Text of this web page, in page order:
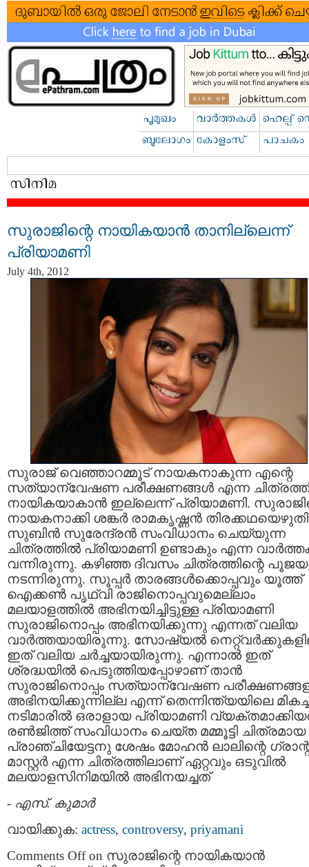
സുരാജിന്റെ നായികയാന്‍ താനില്ലെന്ന്
പ്രിയാമണി
July 4th, 2012
സുരാജ് വെഞ്ഞാറമ്മൂട് നായകനാകുന്ന എന്റെ
സത്യാന്വേഷണ പരീക്ഷണങ്ങള്‍ എന്ന
നായികയാകാന്‍ ഇല്ലെന്ന് പ്രിയാമണി.
നായകനാക്കി ശങ്കര്‍ രാമകൃഷ്ണന്‍ തിരക്കഥയെഴുതി
സുബിന്‍ സുരേന്ദ്രന്‍ സംവിധാനം ചെയ്യുന്ന
ചിത്രത്തില്‍ പ്രിയാമണി ഉണ്ടാകും എന്ന
വന്നിരുന്നു. കഴിഞ്ഞ ദിവസം ചിത്രത്തിന്റെ
നടന്നിരുന്നു. സൂപ്പര്‍ താരങ്ങള്‍ക്കൊപ്പവും യൂത്ത്
ഐക്കണ്‍ പൃഥ്‌വി രാജിനൊപ്പവുമെല്ലാം
മലയാളത്തില്‍ അഭിനയിച്ചിട്ടുള്ള പ്രിയാമണി
സുരാജിനൊപ്പം അഭിനയിക്കുന്നു എന്നത് വലിയ
വാര്‍ത്തയായിരുന്നു. സോഷ്യല്‍
ഇത് വലിയ ചര്‍ച്ചയായിരുന്നു. എന്നാല്‍ ഇത്
ശ്രദ്ധയില്‍ പെടുത്തിയപ്പോഴാണ് താന്‍
സുരാജിനൊപ്പം സത്യാന്വേഷണ
അഭിനയിക്കുന്നില്ല എന്ന് തെന്നിന്ത്യയിലെ
നടിമാരില്‍ ഒരാളായ പ്രിയാമണി
രണ്‍ജിത്ത് സംവിധാനം ചെയ്ത മമ്മൂട്ടി ചിത്രമായ
പ്രാഞ്ചിയേട്ടനു ശേഷം മോഹന്‍ ലാലിന്റെ
മാസ്റ്റര്‍ എന്ന ചിത്രത്തിലാണ് ഏറ്റവും ഒടുവില്‍
മലയാളസിനിമയില്‍ അഭിനയച്ചത്
- എസ്. കുമാര്‍
വായിക്കുക: actress, controversy, priyamani
Comments Offon സുരാജിന്റെ നായികയാന്‍